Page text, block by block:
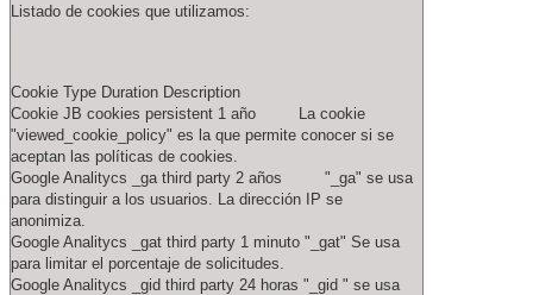
Listado de cookies que utilizamos:
Cookie Type Duration Description
Cookie JB cookies persistent 1 año La cookie
"viewed_cookie_policy" es la que permite conocer si se
aceptan las políticas de cookies.
Google Analitycs _ga third party 2 años "_ga" se usa
para distinguir a los usuarios. La dirección IP se
anonimiza.
Google Analitycs _gat third party 1 minuto "_gat" Se usa
para limitar el porcentaje de solicitudes.
Google Analitycs _gid third party 24 horas "_gid " se usa